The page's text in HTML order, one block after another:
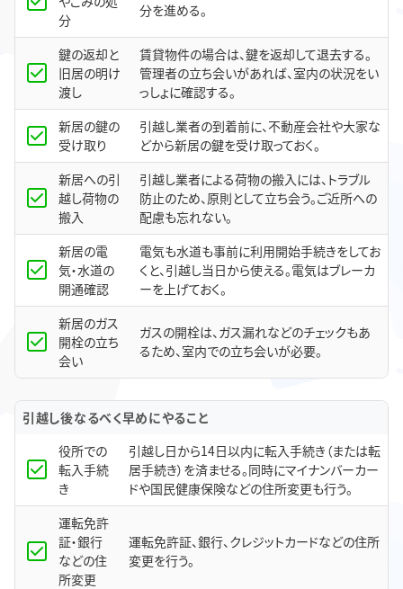
分
分を進める。
鍵の返却と
旧居の明け
渡し
賃貸物件の場合は、鍵を返却して退去する。
管理者の立ち会いがあれば、室内の状況をい
っしょに確認する。
新居の鍵の
受け取り
引越し業者の到着前に、不動産会社や大家な
どから新居の鍵を受け取っておく。
新居への引
越し荷物の
搬入
引越し業者による荷物の搬入には、トラブル
防止のため、原則として立ち会う。ご近所への
配慮も忘れない。
新居の電
気・水道の
開通確認
電気も水道も事前に利用開始手続きをしてお
くと、引越し当日から使える。電気はブレーカ
ーを上げておく。
新居のガス
開栓の立ち
会い
ガスの開栓は、ガス漏れなどのチェックもあ
るため、室内での立ち会いが必要。
引越し後なるべく早めにやること
役所での
転入手続
き
引越し日から14日以内に転入手続き（または転
居手続き）を済ませる。同時にマイナンバーカー
ドや国民健康保険などの住所変更も行う。
運転免許
証・銀行
などの住
所変更
運転免許証、銀行、クレジットカードなどの住所
変更を行う。